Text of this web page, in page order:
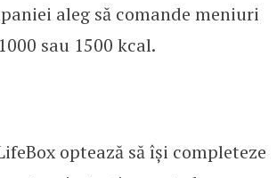
aleg să comande meniuri
sau 1500 kcal.
optează să își completeze